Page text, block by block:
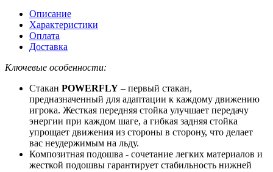
Описание
Характеристики
Оплата
Доставка
Ключевые особенности:
Стакан POWERFLY – первый стакан,
предназначенный для адаптации к каждому движению
игрока. Жесткая передняя стойка улучшает передачу
энергии при каждом шаге, а гибкая задняя стойка
упрощает движения из стороны в сторону, что делает
вас неудержимым на льду.
Композитная подошва - сочетание легких материалов и
жесткой подошвы гарантирует стабильность нижней